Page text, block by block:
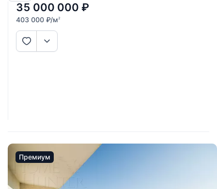
придется выполнять грязные черновые
35 000 000 ₽
403 000 ₽/м2
Премиум